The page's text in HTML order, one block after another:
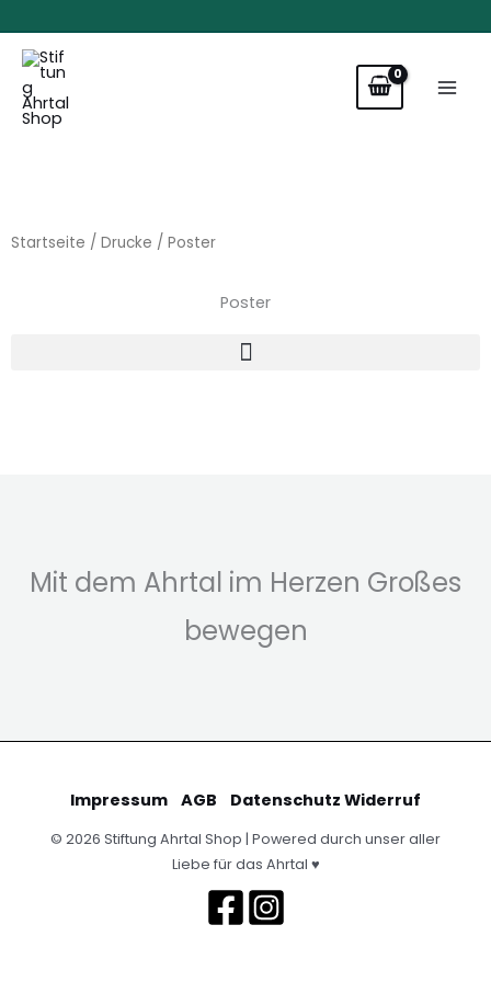
springen
Startseite / Drucke / Poster
Poster
Mit dem Ahrtal im Herzen Großes
bewegen
Impressum AGB Datenschutz Widerruf
© 2026 Stiftung Ahrtal Shop | Powered durch unser aller
Liebe für das Ahrtal ♥